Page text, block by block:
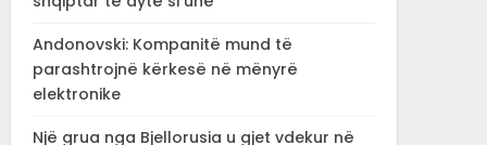
Andonovski: Kompanitë mund të
parashtrojnë kërkesë në mënyrë
elektronike
Një grua nga Bjellorusia u gjet vdekur në